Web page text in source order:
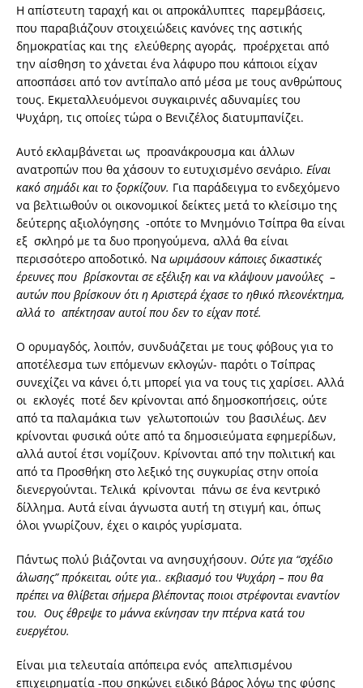
Η απίστευτη ταραχή και οι απροκάλυπτες παρεμβάσεις,
που παραβιάζουν στοιχειώδεις κανόνες της αστικής
δημοκρατίας και της ελεύθερης αγοράς, προέρχεται από
την αίσθηση το χάνεται ένα λάφυρο που κάποιοι είχαν
αποσπάσει από τον αντίπαλο από μέσα με τους ανθρώπους
τους. Εκμεταλλευόμενοι συγκαιρινές αδυναμίες του
Ψυχάρη, τις οποίες τώρα ο Βενιζέλος διατυμπανίζει.
Αυτό εκλαμβάνεται ως προανάκρουσμα και άλλων
ανατροπών που θα χάσουν το ευτυχισμένο σενάριο. Είναι
κακό σημάδι και το ξορκίζουν. Για παράδειγμα το ενδεχόμενο
να βελτιωθούν οι οικονομικοί δείκτες μετά το κλείσιμο της
δεύτερης αξιολόγησης -οπότε το Μνημόνιο Τσίπρα θα είναι
εξ σκληρό με τα δυο προηγούμενα, αλλά θα είναι
περισσότερο αποδοτικό. Να ωριμάσουν κάποιες δικαστικές
έρευνες που βρίσκονται σε εξέλιξη και να κλάψουν μανούλες –
αυτών που βρίσκουν ότι η Αριστερά έχασε το ηθικό πλεονέκτημα,
αλλά το απέκτησαν αυτοί που δεν το είχαν ποτέ.
Ο ορυμαγδός, λοιπόν, συνδυάζεται με τους φόβους για το
αποτέλεσμα των επόμενων εκλογών- παρότι ο Τσίπρας
συνεχίζει να κάνει ό,τι μπορεί για να τους τις χαρίσει. Αλλά
οι εκλογές ποτέ δεν κρίνονται από δημοσκοπήσεις, ούτε
από τα παλαμάκια των γελωτοποιών του βασιλέως. Δεν
κρίνονται φυσικά ούτε από τα δημοσιεύματα εφημερίδων,
αλλά αυτοί έτσι νομίζουν. Κρίνονται από την πολιτική και
από τα Προσθήκη στο λεξικό της συγκυρίας στην οποία
διενεργούνται. Τελικά κρίνονται πάνω σε ένα κεντρικό
δίλλημα. Αυτά είναι άγνωστα αυτή τη στιγμή και, όπως
όλοι γνωρίζουν, έχει ο καιρός γυρίσματα.
Πάντως πολύ βιάζονται να ανησυχήσουν. Ούτε για “σχέδιο
άλωσης” πρόκειται, ούτε για.. εκβιασμό του Ψυχάρη – που θα
πρέπει να θλίβεται σήμερα βλέποντας ποιοι στρέφονται εναντίον
του. Ους έθρεψε το μάννα εκίνησαν την πτέρνα κατά του
ευεργέτου.
Είναι μια τελευταία απόπειρα ενός απελπισμένου
επιχειρηματία -που σηκώνει ειδικό βάρος λόγω της φύσης